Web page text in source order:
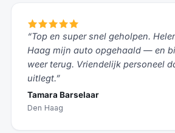
“Top en super snel geholpen.
Haag mijn auto opgehaald — en
weer terug. Vriendelijk personeel
uitlegt.”
Tamara Barselaar
Den Haag